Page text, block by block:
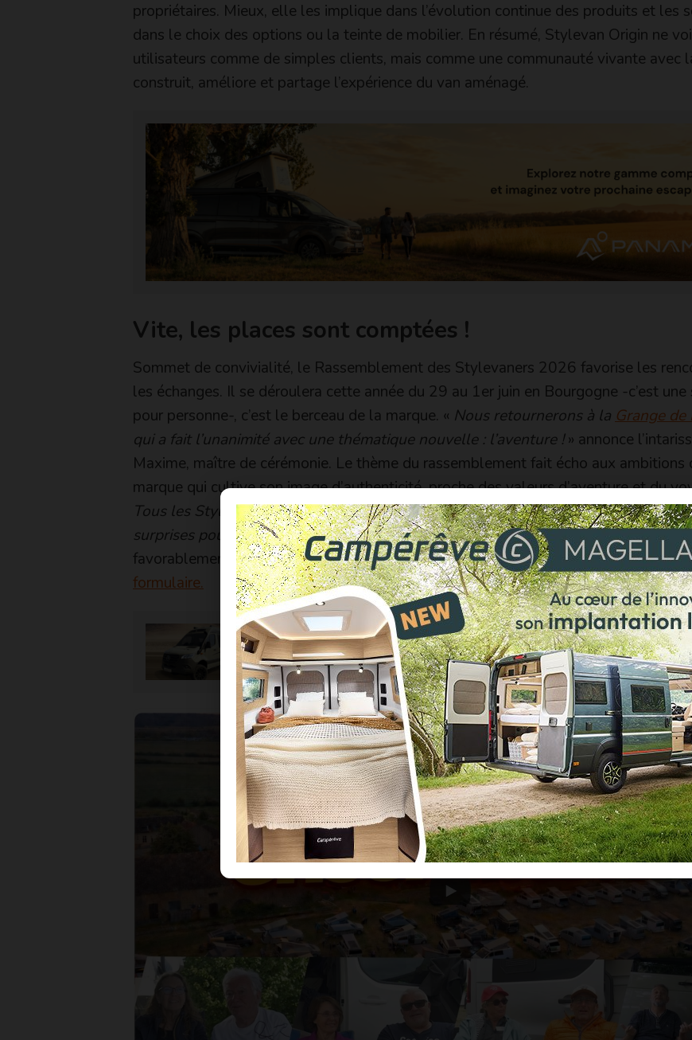
propriétaires. Mieux, elle les implique dans l’évolution continue des produits et les
dans le choix des options ou la teinte de mobilier. En résumé, Stylevan Origin ne
utilisateurs comme de simples clients, mais comme une communauté vivante avec
construit, améliore et partage l’expérience du van aménagé.
Vite, les places sont comptées !
Sommet de convivialité, le Rassemblement des Stylevaners 2026 favorise les
les échanges. Il se déroulera cette année du 29 au 1er juin en Bourgogne -c’est une
pour personne-, c’est le berceau de la marque. « Nous retournerons à la Grange de
qui a fait l’unanimité avec une thématique nouvelle : l’aventure !» annonce
Maxime, maître de cérémonie. Le thème du rassemblement fait écho aux ambitions
marque qui cultive son image d’authenticité, proche des valeurs d’aventure et du
Tous les Stylevaners sont conviés. Attendez-vous à un événement mémorable
surprises pour les grands et les petits». Vu la rapidité avec laquelle les
favorablement, il ne faut pas attendre plus longtemps et s’inscrire dare-dare, au
formulaire.